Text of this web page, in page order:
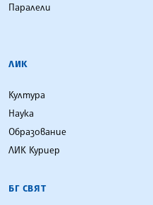
Паралели
ЛИК
Култура
Наука
Образование
ЛИК Куриер
БГ СВЯТ